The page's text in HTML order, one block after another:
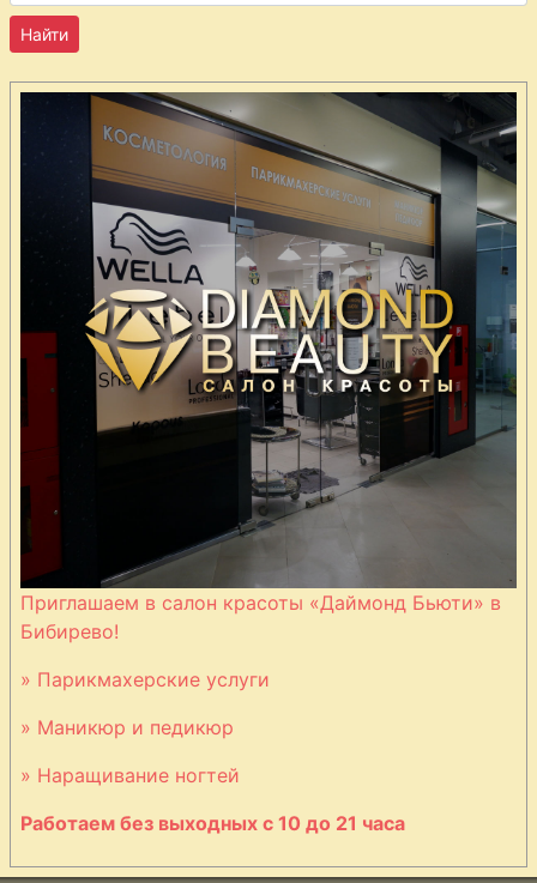
Приглашаем в салон красоты «Даймонд Бьюти» в
Бибирево!
» Парикмахерские услуги
» Маникюр и педикюр
» Наращивание ногтей
Работаем без выходных с 10 до 21 часа